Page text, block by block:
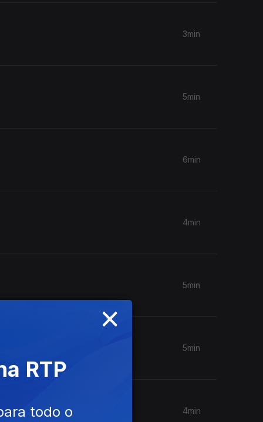
3min
5min
6min
4min
5min
5min
4min
×
RTP
todo o